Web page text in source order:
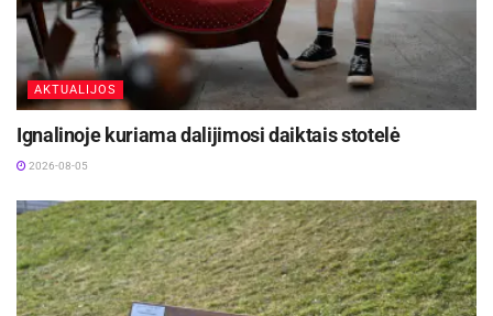
paslaugų centras.
Šaltinis: Kaišiadorių rajono savivaldybė
AKTUALIJOS
Ignalinoje kuriama dalijimosi daiktais stotelė
2026-08-05